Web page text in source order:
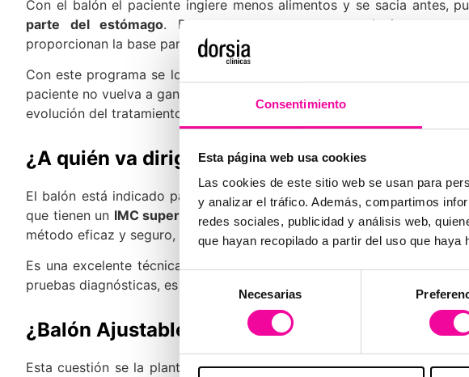
Consentimiento
Esta página web usa cookies
Las cookies de este sitio web se usan para
y analizar el tráfico. Además, compartimos
redes sociales, publicidad y análisis web,
que hayan recopilado a partir del uso que haya
consentimiento
Necesarias
Con el balón el paciente ingiere menos alimentos y se sacia antes,
parte del estómago. Durante estos meses, se adquieren
proporcionan la base para lograr el éxito durante un tiempo prolongado.
Con este programa se logra perder más peso porque la
paciente no vuelva a ganar el peso de nuevo) se alarga más y el
evolución del tratamiento.
¿A quién va dirigido el Balón Ajustable?
El balón está indicado para pacientes con problemas de sobrepeso
que tienen un IMC superior a 25 e inferior a 35(personas con un
método eficaz y seguro, cuyos resultados se evidencian al día
Es una excelente técnica para perder peso, pero el médico tras
pruebas diagnósticas, es quien
¿Balón Ajustable o Balón Gástrico?
Esta cuestión se la plantean los pacientes que deciden apostar por